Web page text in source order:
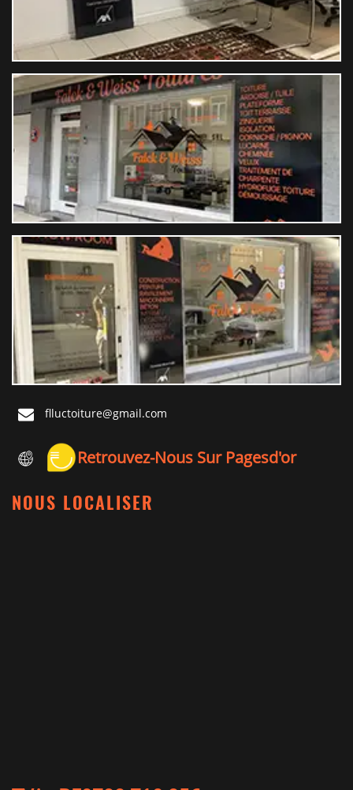
flluctoiture@gmail.com
Retrouvez-Nous Sur Pagesd'or
NOUS LOCALISER